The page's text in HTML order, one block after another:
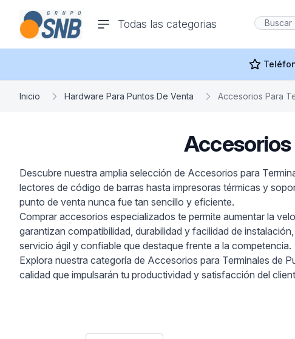
Todas las categorias
Y
comercioseguro.es
Inicio Hardware Para Puntos De Venta Accesorios Para
Accesorios
Descubre nuestra amplia selección de Accesorios para
lectores de código de barras hasta impresoras térmicas y
punto de venta nunca fue tan sencillo y eficiente.
Comprar accesorios especializados te permite aumentar la
garantizan compatibilidad, durabilidad y facilidad de
servicio ágil y confiable que destaque frente a la competencia.
Explora nuestra categoría de Accesorios para Terminales de
calidad que impulsarán tu productividad y satisfacción del